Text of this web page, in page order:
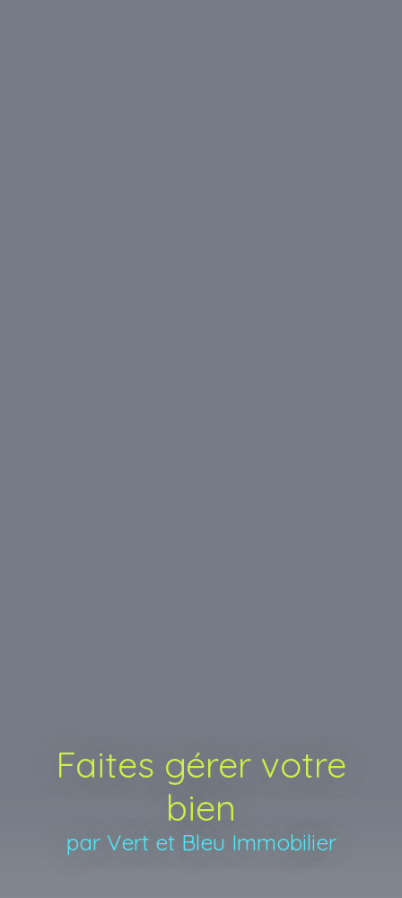
Faites gérer votre
bien
par Vert et Bleu Immobilier